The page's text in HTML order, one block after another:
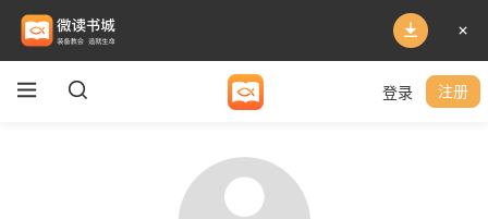
登录 注册